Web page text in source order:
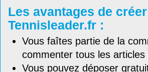
Les avantages de
Tennisleader.fr :
Vous faîtes partie de la
commenter tous les
Vous pouvez déposer